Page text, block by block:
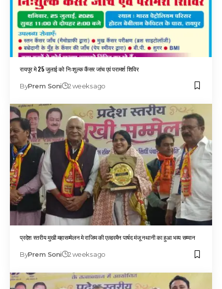
रायपुर मे 25 जुलाई को निःशुल्क कैंसर जांच एवं परामर्श शिविर
ByPrem Soni 2 weeks ago
प्रदेश स्तरीय मुखी महासम्मेलन मे राजिम की एल्डरमैन पार्षद मंजू नथानी का हुआ भव्य सम्मान
ByPrem Soni 2 weeks ago